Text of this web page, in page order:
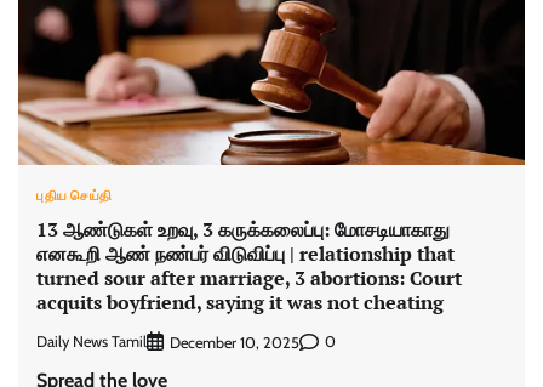
புதிய செய்தி
13 ஆண்டுகள் உறவு, 3 கருக்கலைப்பு: மோசடியாகாது
எனகூறி ஆண் நண்பர் விடுவிப்பு | relationship that
turned sour after marriage, 3 abortions: Court
acquits boyfriend, saying it was not cheating
Daily News Tamil December 10, 2025 0
Spread the love